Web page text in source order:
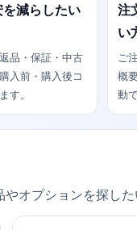
減らしたい
品・保証・中古
入前・購入後コ
す。
注
い
ご
概
動
オプションを探した